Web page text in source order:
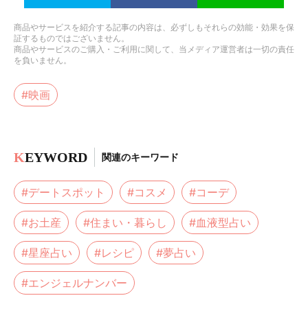
商品やサービスを紹介する記事の内容は、必ずしもそれらの効能・効果を保
証するものではございません。
商品やサービスのご購入・ご利用に関して、当メディア運営者は一切の責任
を負いません。
#映画
KEYWORD 関連のキーワード
#デートスポット #コスメ #コーデ
#お土産 #住まい・暮らし #血液型占い
#星座占い #レシピ #夢占い
#エンジェルナンバー